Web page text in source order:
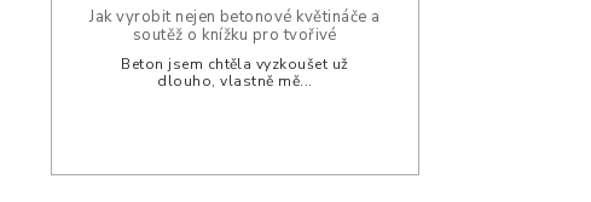
Jak vyrobit nejen betonové květináče a
soutěž o knížku pro tvořivé
Beton jsem chtěla vyzkoušet už
dlouho, vlastně mě...